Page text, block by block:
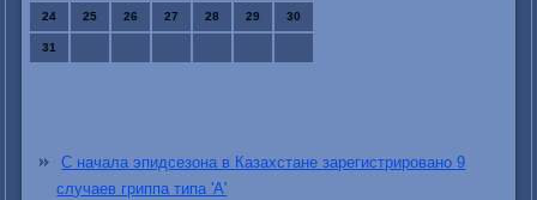
24 25 26 27 28 29 30
31
С начала эпидсезона в Казахстане зарегистрировано 9
случаев гриппа типа 'А'